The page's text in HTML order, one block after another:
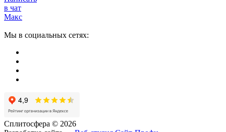
Мы в социальных сетях:
Сплитосфера © 2026